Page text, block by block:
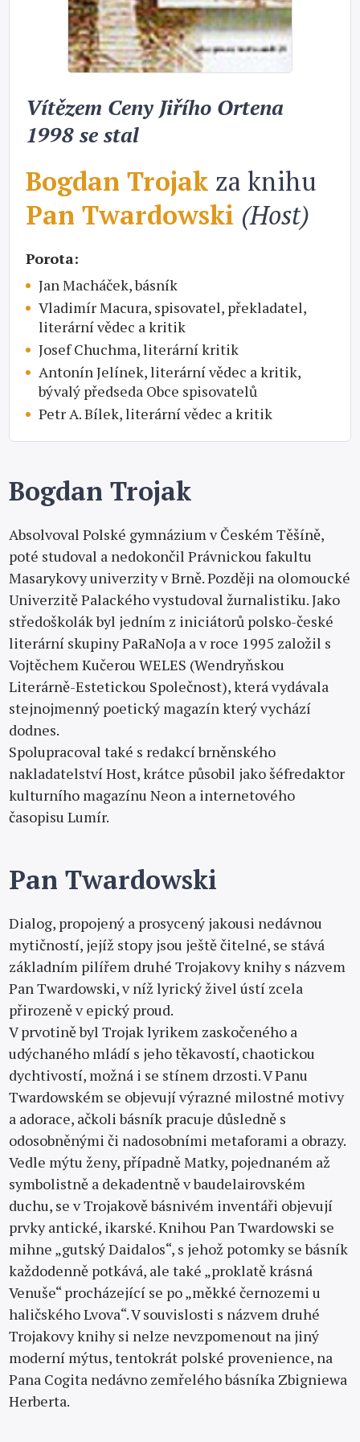
Vítězem Ceny Jiřího Ortena
1998 se stal
Bogdan Trojak za knihu
Pan Twardowski (Host)
Porota:
Jan Macháček, básník
Vladimír Macura, spisovatel, překladatel,
literární vědec a kritik
Josef Chuchma, literární kritik
Antonín Jelínek, literární vědec a kritik,
bývalý předseda Obce spisovatelů
Petr A. Bílek, literární vědec a kritik
Bogdan Trojak
Absolvoval Polské gymnázium v Českém Těšíně,
poté studoval a nedokončil Právnickou fakultu
Masarykovy univerzity v Brně. Později na olomoucké
Univerzitě Palackého vystudoval žurnalistiku. Jako
středoškolák byl jedním z iniciátorů polsko-české
literární skupiny PaRaNoJa a v roce 1995 založil s
Vojtěchem Kučerou WELES (Wendryňskou
Literárně-Estetickou Společnost), která vydávala
stejnojmenný poetický magazín který vychází
dodnes.
Spolupracoval také s redakcí brněnského
nakladatelství Host, krátce působil jako šéfredaktor
kulturního magazínu Neon a internetového
časopisu Lumír.
Pan Twardowski
Dialog, propojený a prosycený jakousi nedávnou
mytičností, jejíž stopy jsou ještě čitelné, se stává
základním pilířem druhé Trojakovy knihy s názvem
Pan Twardowski, v níž lyrický živel ústí zcela
přirozeně v epický proud.
V prvotině byl Trojak lyrikem zaskočeného a
udýchaného mládí s jeho těkavostí, chaotickou
dychtivostí, možná i se stínem drzosti. V Panu
Twardowském se objevují výrazné milostné motivy
a adorace, ačkoli básník pracuje důsledně s
odosobněnými či nadosobními metaforami a obrazy.
Vedle mýtu ženy, případně Matky, pojednaném až
symbolistně a dekadentně v baudelairovském
duchu, se v Trojakově básnivém inventáři objevují
prvky antické, ikarské. Knihou Pan Twardowski se
mihne „gutský Daidalos“, s jehož potomky se básník
každodenně potkává, ale také „proklatě krásná
Venuše“ procházející se po „měkké černozemi u
haličského Lvova“. V souvislosti s názvem druhé
Trojakovy knihy si nelze nevzpomenout na jiný
moderní mýtus, tentokrát polské provenience, na
Pana Cogita nedávno zemřelého básníka Zbigniewa
Herberta.